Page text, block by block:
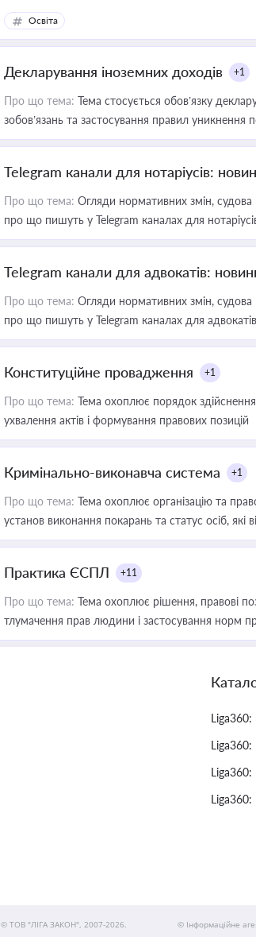
Освіта
Декларування іноземних доходів +1
Про що тема: Тема стосується обов’язку
зобов’язань та застосування правил уникнення
Telegram канали для нотаріусів:
Про що тема: Огляди нормативних змін, судова
про що пишуть у Telegram каналах для
Telegram канали для адвокатів:
Про що тема: Огляди нормативних змін, судова
про що пишуть у Telegram каналах для адвокатів
Конституційне провадження +1
Про що тема: Тема охоплює порядок
ухвалення актів і формування правових позицій
Кримінально-виконавча система +1
Про що тема: Тема охоплює організацію та
установ виконання покарань та статус осіб, які
Практика ЄСПЛ +11
Про що тема: Тема охоплює рішення, правові
тлумачення прав людини і застосування норм
Liga360:
Liga360:
© ТОВ "ЛІГА ЗАКОН", 2007-2026. © Інформаційне